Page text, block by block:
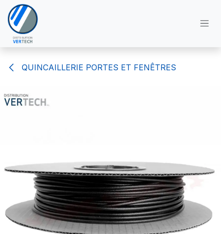
Se rendre au contenu
QUINCAILLERIE PORTES ET FENÊTRES